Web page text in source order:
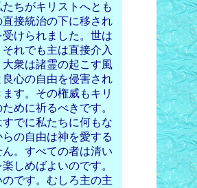
ちがキリストへとも
接統治の下に移され
けられました。世は
れでも主は直接介入
衆は諸霊の起こす風
心の自由を侵害され
す。その権威もキリ
めに祈るべきです。
でに私たちに何もな
の自由は神を愛する
。すべての者は清い
しめばよいのです。
です。むしろ主の主